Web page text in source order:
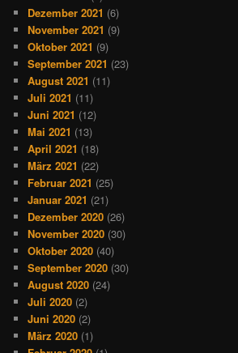
Dezember 2021 (6)
November 2021 (9)
Oktober 2021 (9)
September 2021 (23)
August 2021 (11)
Juli 2021 (11)
Juni 2021 (12)
Mai 2021 (13)
April 2021 (18)
März 2021 (22)
Februar 2021 (25)
Januar 2021 (21)
Dezember 2020 (26)
November 2020 (30)
Oktober 2020 (40)
September 2020 (30)
August 2020 (24)
Juli 2020 (2)
Juni 2020 (2)
März 2020 (1)